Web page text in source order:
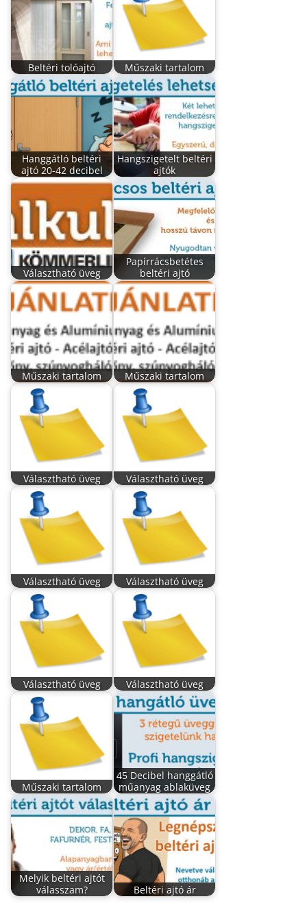
Beltéri tolóajtó Műszaki tartalom
Hanggátló beltéri
ajtó 20-42 decibel
Hangszigetelt beltéri
ajtók
Választható üveg
Papírrácsbetétes
beltéri ajtó
Műszaki tartalom Műszaki tartalom
Választható üveg Választható üveg
Választható üveg Választható üveg
Választható üveg Választható üveg
Műszaki tartalom
45 Decibel hanggátló
műanyag ablaküveg
Melyik beltéri ajtót
válasszam?
Beltéri ajtó ár